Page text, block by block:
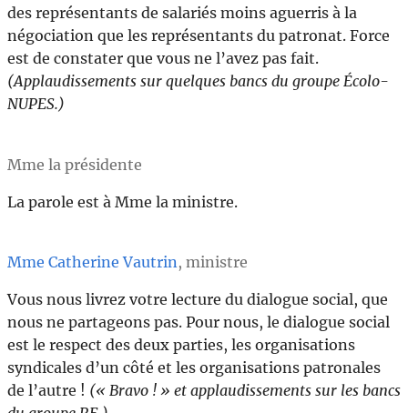
des représentants de salariés moins aguerris à la
négociation que les représentants du patronat. Force
est de constater que vous ne l’avez pas fait.
(Applaudissements sur quelques bancs du groupe Écolo-
NUPES.)
Mme la présidente
La parole est à Mme la ministre.
Mme Catherine Vautrin, ministre
Vous nous livrez votre lecture du dialogue social, que
nous ne partageons pas. Pour nous, le dialogue social
est le respect des deux parties, les organisations
syndicales d’un côté et les organisations patronales
de l’autre ! (« Bravo ! » et applaudissements sur les bancs